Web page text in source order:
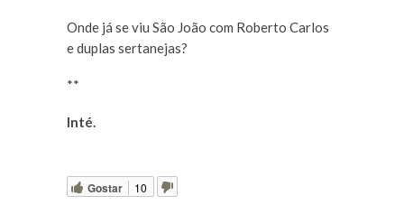
Onde já se viu São João com Roberto Carlos
e duplas sertanejas?
**
Inté.
Gostar 10